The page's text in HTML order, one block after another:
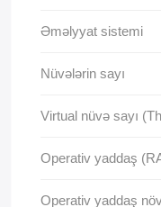
Əməlyyat sistemi
Nüvələrin sayı
Virtual nüvə sayı
Operativ yaddaş
Operativ yaddaş